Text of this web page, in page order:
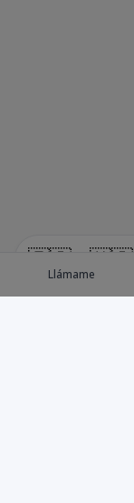
🇪🇸 🇺🇸
Llámame